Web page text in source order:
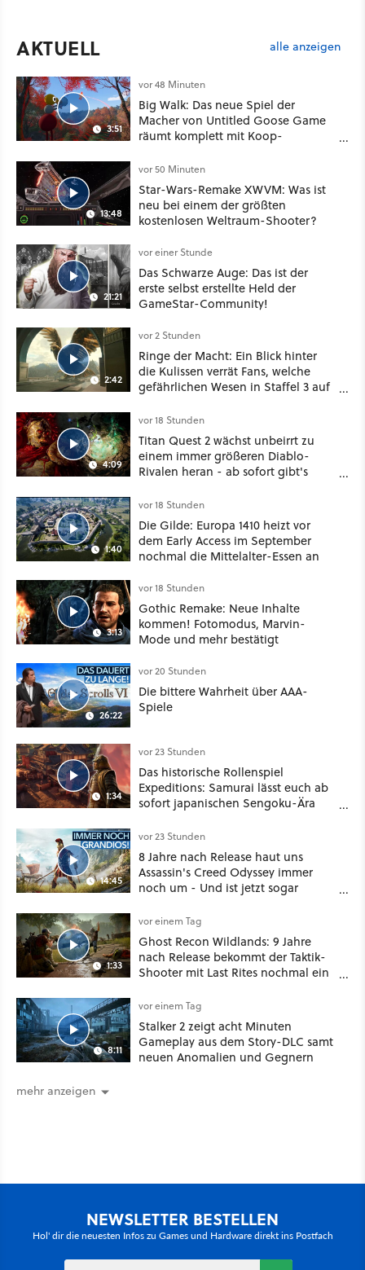
AKTUELL alle anzeigen
3:51
vor 48 Minuten
Big Walk: Das neue Spiel der
Macher von Untitled Goose Game
räumt komplett mit Koop-
13:48
vor 50 Minuten
Star-Wars-Remake XWVM: Was ist
neu bei einem der größten
kostenlosen Weltraum-Shooter?
21:21
vor einer Stunde
Das Schwarze Auge: Das ist der
erste selbst erstellte Held der
GameStar-Community!
2:42
vor 2 Stunden
Ringe der Macht: Ein Blick hinter
die Kulissen verrät Fans, welche
gefährlichen Wesen in Staffel 3 auf
4:09
vor 18 Stunden
Titan Quest 2 wächst unbeirrt zu
einem immer größeren Diablo-
Rivalen heran - ab sofort gibt's
Klasse
1:40
vor 18 Stunden
Die Gilde: Europa 1410 heizt vor
dem Early Access im September
nochmal die Mittelalter-Essen an
3:13
vor 18 Stunden
Gothic Remake: Neue Inhalte
kommen! Fotomodus, Marvin-
Mode und mehr bestätigt
26:22
vor 20 Stunden
Die bittere Wahrheit über AAA-
Spiele
1:34
vor 23 Stunden
Das historische Rollenspiel
Expeditions: Samurai lässt euch ab
sofort japanischen Sengoku-Ära
oder Diplomatie
14:45
vor 23 Stunden
8 Jahre nach Release haut uns
Assassin's Creed Odyssey immer
noch um - Und ist jetzt sogar
1:33
vor einem Tag
Ghost Recon Wildlands: 9 Jahre
nach Release bekommt der Taktik-
Shooter mit Last Rites nochmal ein
8:11
vor einem Tag
Stalker 2 zeigt acht Minuten
Gameplay aus dem Story-DLC samt
neuen Anomalien und Gegnern
mehr anzeigen
NEWSLETTER BESTELLEN
Hol' dir die neuesten Infos zu Games und Hardware direkt ins Postfach